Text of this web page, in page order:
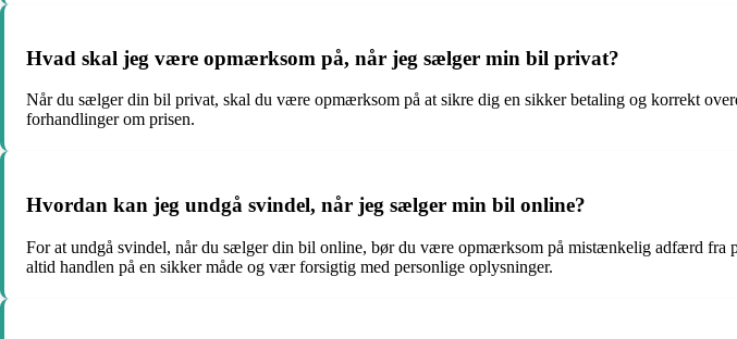
Hvad skal jeg være opmærksom på, når jeg sælger min bil privat?
Når du sælger din bil privat, skal du være opmærksom på at sikre dig en sikker betaling og korrekt
forhandlinger om prisen.
Hvordan kan jeg undgå svindel, når jeg sælger min bil online?
For at undgå svindel, når du sælger din bil online, bør du være opmærksom på mistænkelig adfærd fra
altid handlen på en sikker måde og vær forsigtig med personlige oplysninger.